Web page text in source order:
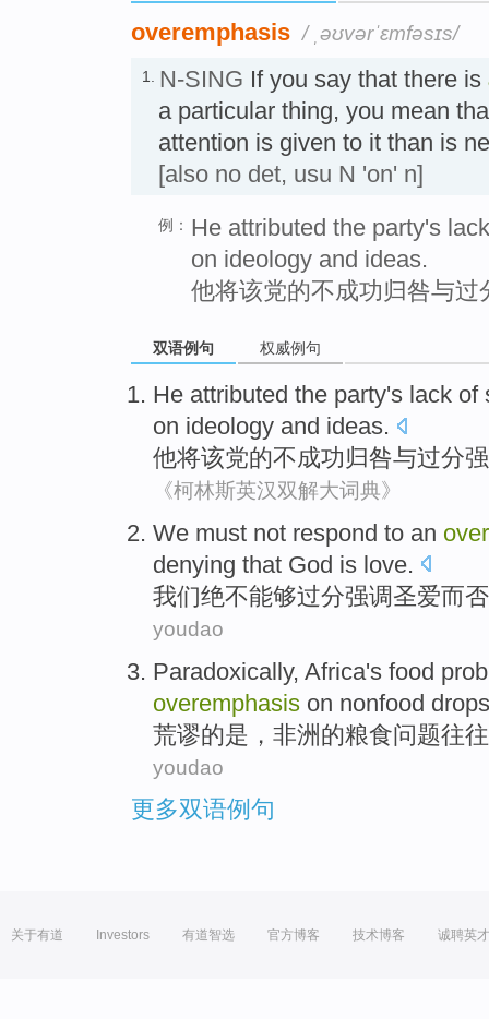
overemphasis / ˌəʊvərˈɛmfəsɪs/
1. N-SING If you say that there is
a particular thing, you mean
attention is given to it than is
[also no det, usu N 'on' n]
例： He attributed the party's
on ideology and ideas.
他将该党的不成功归咎与
双语例句 权威例句
He attributed the party's lack of
on ideology and ideas.
他将该党的不成功归咎与过分
《柯林斯英汉双解大词典》
We must not respond to an
denying that God is love.
我们绝不能够过分强调圣爱而
youdao
Paradoxically, Africa's food
overemphasis on nonfood
荒谬的是， 非洲 的粮食问题往往
youdao
更多双语例句
关于有道 Investors 有道智选 官方博客 技术博客 诚聘英才